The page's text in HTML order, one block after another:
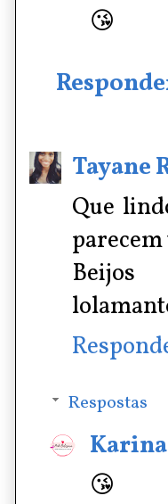
😘
Tayane
Que
Beijos
Respostas
😘